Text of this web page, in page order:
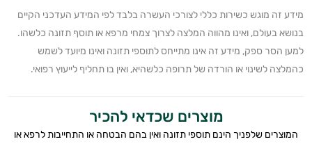
בריאות
קוגניטיבית
מידע זה מוגש כשירות כללי לצורכי העשרה בלבד לפי המידע העדכני הקיים
בנושא בעולם, ואינו מהווה המלצה לצרוך צמחי מרפא או תוסף תזונה כלשהו.
למען הסר ספק, מידע זה אינו מתייחס לתוספי תזונה ואינו מיועד לשמש
כהמלצה לשינוי או הורדה של תרופה כלשהיא, ואין בו תחליף לייעוץ רפואי.
מוצרים שכדאי להכיר
המוצרים שלפניך הינם תוספי תזונה ואין בהם הבטחה או התחייבות לרפא או